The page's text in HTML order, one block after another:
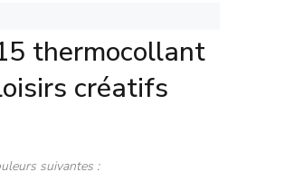
thermocollant
créatifs
suivantes :